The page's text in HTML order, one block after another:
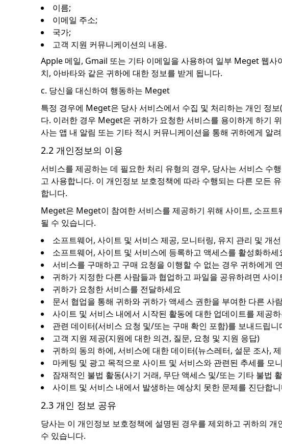
이름;
이메일 주소;
국가;
고객 지원 커뮤니케이션의 내용.
Apple 메일, Gmail 또는 기타 이메일을 사용하여 일부 Meget 웹
치, 아바타와 같은 귀하에 대한 정보를 받게 됩니다.
c. 당신을 대신하여 행동하는 Meget
특정 경우에 Meget은 당사 서비스에서 수집 및 처리하는 개인 정
다. 이러한 경우 Meget은 귀하가 요청한 서비스를 용이하게 하기
사는 앱 내 알림 또는 기타 적시 커뮤니케이션을 통해 귀하에게 알
2.2 개인정보의 이용
서비스를 제공하는 데 필요한 처리 유형의 경우, 당사는 서비스 수
고 사용합니다. 이 개인정보 보호정책에 따라 수행되는 다른 모든
합니다.
Meget은 Meget이 참여한 서비스를 제공하기 위해 사이트, 소프
될 수 있습니다.
소프트웨어, 사이트 및 서비스 제공, 모니터링, 유지 관리 및 개선
소프트웨어, 사이트 및 서비스에 등록하고 액세스를 활성화하세
서비스를 구매하고 구매 요청을 이행할 수 없는 경우 귀하에게
귀하가 지정한 다른 사람들과 협업하고 파일을 공유하려면 사
귀하가 요청한 서비스를 전달하세요
문서 협업을 통해 귀하와 귀하가 액세스 권한을 부여한 다른 사
사이트 및 서비스 내에서 시작된 활동에 대한 업데이트를 제공
관련 데이터(서비스 요청 및/또는 구매 확인 포함)를 보내드립니
고객 지원 제공(지원에 대한 의견, 질문, 요청 및 지원 응답)
귀하의 동의 하에, 서비스에 대한 데이터(뉴스레터, 설문 조사,
마케팅 및 광고 목적으로 사이트 및 서비스와 관련된 추세를 모
잠재적인 불법 활동(사기 거래, 무단 액세스 및/또는 기타 불법
사이트 및 서비스 내에서 발생하는 예상치 못한 문제를 진단합
2.3 개인 정보 공유
당사는 이 개인정보 보호정책에 설명된 경우를 제외하고 귀하의
수 있습니다.